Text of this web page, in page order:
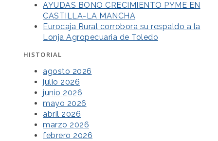
AYUDAS BONO CRECIMIENTO PYME EN
CASTILLA-LA MANCHA
Eurocaja Rural corrobora su respaldo a la
Lonja Agropecuaria de Toledo
HISTORIAL
agosto 2026
julio 2026
junio 2026
mayo 2026
abril 2026
marzo 2026
febrero 2026